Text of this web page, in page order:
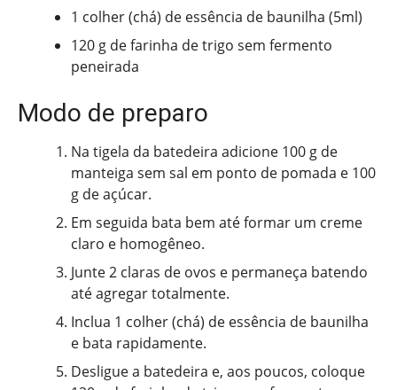
1 colher (chá) de essência de baunilha (5ml)
120 g de farinha de trigo sem fermento
peneirada
Modo de preparo
Na tigela da batedeira adicione 100 g de
manteiga sem sal em ponto de pomada e 100
g de açúcar.
Em seguida bata bem até formar um creme
claro e homogêneo.
Junte 2 claras de ovos e permaneça batendo
até agregar totalmente.
Inclua 1 colher (chá) de essência de baunilha
e bata rapidamente.
Desligue a batedeira e, aos poucos, coloque